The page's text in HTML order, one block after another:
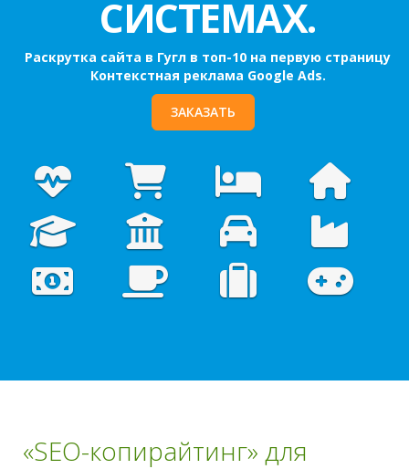
СИСТЕМАХ.
Раскрутка сайта в Гугл в топ-10 на первую страницу
Контекстная реклама Google Ads.
ЗАКАЗАТЬ
«SEO-копирайтинг» для